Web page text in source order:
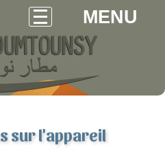
MENU
sur l'appareil